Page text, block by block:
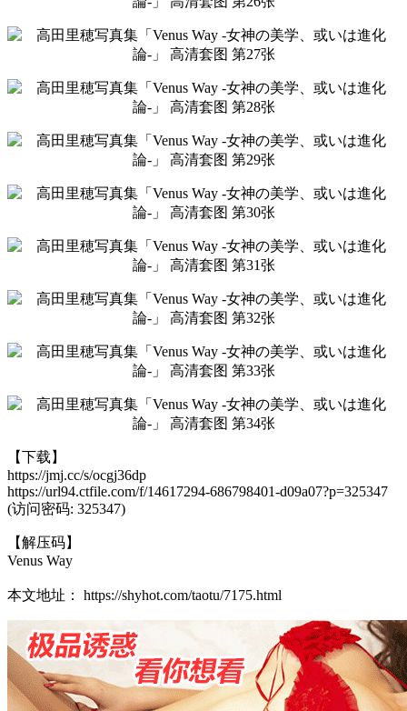
【下载】
https://jmj.cc/s/ocgj36dp
https://url94.ctfile.com/f/14617294-686798401-d09a07?p=325347
(访问密码: 325347)
【解压码】
Venus Way
本文地址： https://shyhot.com/taotu/7175.html